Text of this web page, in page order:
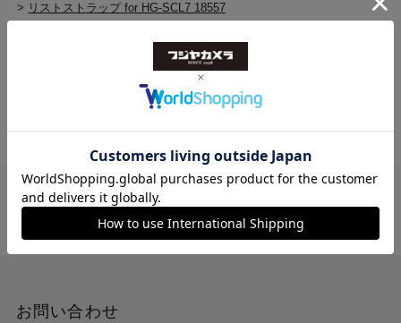
> リストストラップ for HG-SCL7 18557
お問い合わせ